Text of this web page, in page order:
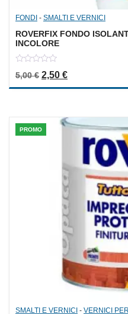
FONDI - SMALTI E VERNICI
ROVERFIX FONDO
INCOLORE
out
5,00€ Il prezzo originale
2,50 €Il prezzo
PROMO
SMALTI E VERNICI - VERNICI